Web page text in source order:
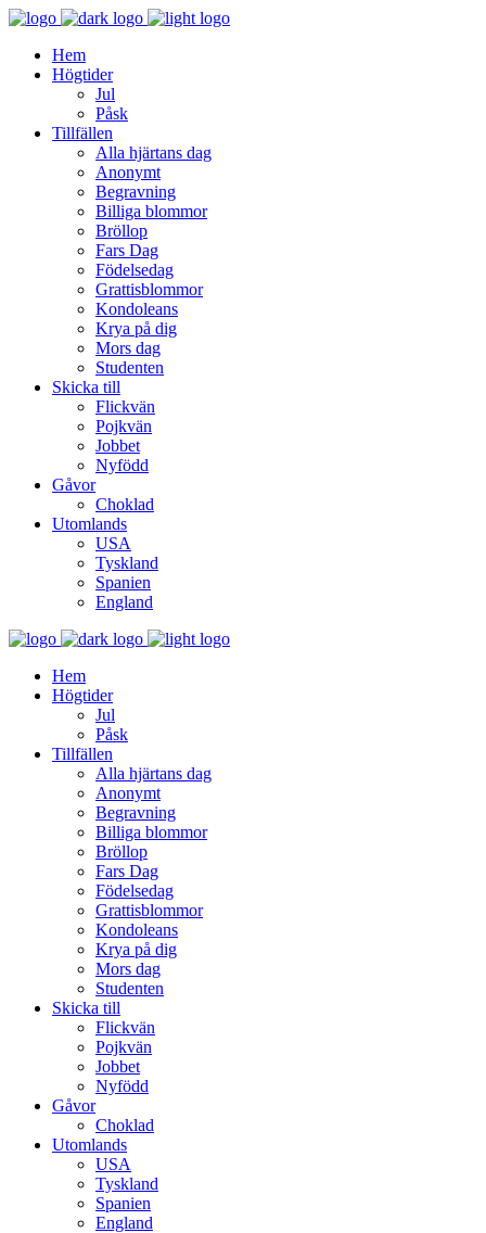
Hem
Högtider
Jul
Påsk
Tillfällen
Alla hjärtans dag
Anonymt
Begravning
Billiga blommor
Bröllop
Fars Dag
Födelsedag
Grattisblommor
Kondoleans
Krya på dig
Mors dag
Studenten
Skicka till
Flickvän
Pojkvän
Jobbet
Nyfödd
Gåvor
Choklad
Utomlands
USA
Tyskland
Spanien
England
Hem
Högtider
Jul
Påsk
Tillfällen
Alla hjärtans dag
Anonymt
Begravning
Billiga blommor
Bröllop
Fars Dag
Födelsedag
Grattisblommor
Kondoleans
Krya på dig
Mors dag
Studenten
Skicka till
Flickvän
Pojkvän
Jobbet
Nyfödd
Gåvor
Choklad
Utomlands
USA
Tyskland
Spanien
England